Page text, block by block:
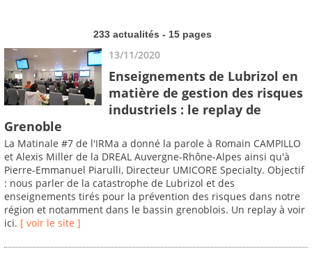
233 actualités - 15 pages
13/11/2020
Enseignements de Lubrizol en
matière de gestion des risques
industriels : le replay de
Grenoble
La Matinale #7 de l'IRMa a donné la parole à Romain CAMPILLO
et Alexis Miller de la DREAL Auvergne-Rhône-Alpes ainsi qu'à
Pierre-Emmanuel Piarulli, Directeur UMICORE Specialty. Objectif
: nous parler de la catastrophe de Lubrizol et des
enseignements tirés pour la prévention des risques dans notre
région et notamment dans le bassin grenoblois. Un replay à voir
ici. [ voir le site ]